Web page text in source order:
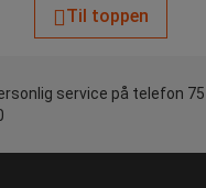
Til toppen
service på telefon 75